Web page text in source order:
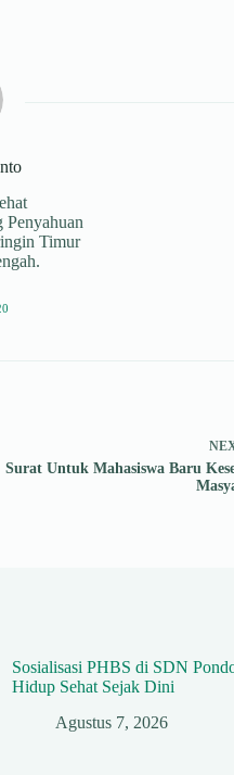
Penyahuan
Timur
Surat Untuk Mahasiswa Baru
Sosialisasi PHBS di SDN
Hidup Sehat Sejak Dini
Agustus 7, 2026